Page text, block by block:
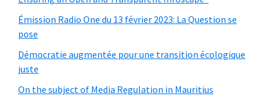
secteurs
?
Le
Émission Radio One du 13 février 2023: La Question se
pose
Démocratie augmentée pour une transition écologique
juste
On the subject of Media Regulation in Mauritius